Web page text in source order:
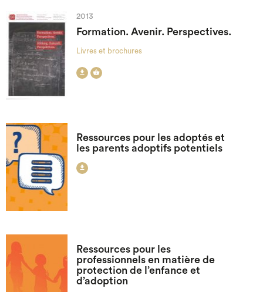
2013
Formation. Avenir. Perspectives.
Livres et brochures
 
Ressources pour les adoptés et
les parents adoptifs potentiels

Ressources pour les
professionnels en matière de
protection de l’enfance et
d’adoption